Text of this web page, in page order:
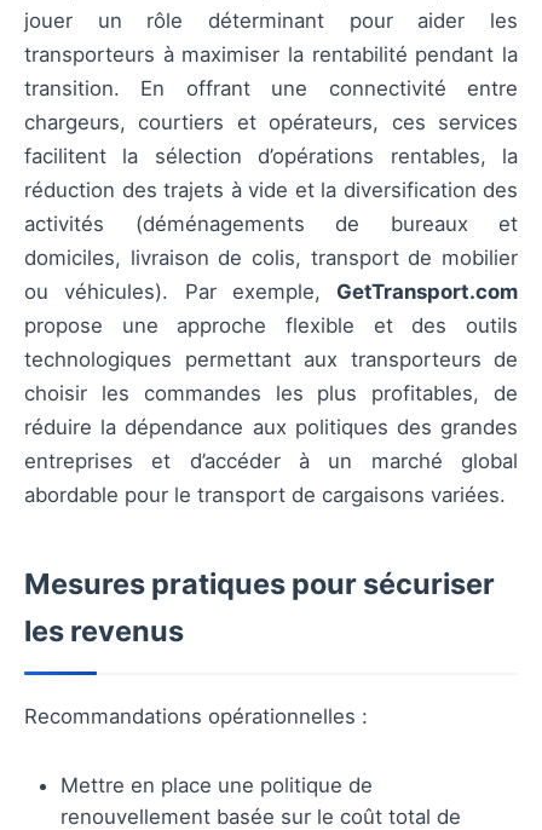
jouer un rôle déterminant pour aider les
transporteurs à maximiser la rentabilité pendant la
transition. En offrant une connectivité entre
chargeurs, courtiers et opérateurs, ces services
facilitent la sélection d’opérations rentables, la
réduction des trajets à vide et la diversification des
activités (déménagements de bureaux et
domiciles, livraison de colis, transport de mobilier
ou véhicules). Par exemple, GetTransport.com
propose une approche flexible et des outils
technologiques permettant aux transporteurs de
choisir les commandes les plus profitables, de
réduire la dépendance aux politiques des grandes
entreprises et d’accéder à un marché global
abordable pour le transport de cargaisons variées.
Mesures pratiques pour sécuriser
les revenus
Recommandations opérationnelles :
Mettre en place une politique de
renouvellement basée sur le coût total de